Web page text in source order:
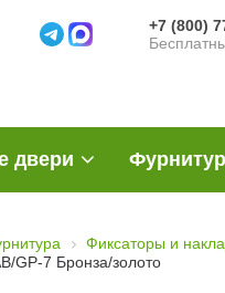
+7 (800)
двери
Фиксаторы и
GP-7 Бронза/золото